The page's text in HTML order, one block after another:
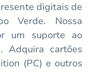
digitais de
Verde. Nossa
um suporte ao
Adquira cartões
(PC) e outros